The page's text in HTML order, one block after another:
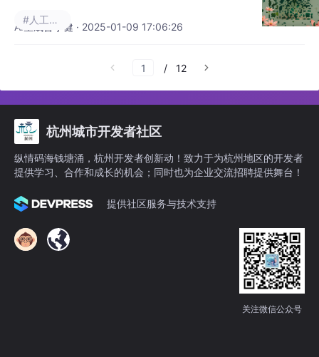
美金，2万多点人民币。对于需要更高性能的
AI生成曾小健 · 2025-01-09 17:06:26
#人工智能
/ 12
杭州城市开发者社区
纵情码海钱塘涌，杭州开发者创新动！致力于为杭州地区的开发者
提供学习、合作和成长的机会；同时也为企业交流招聘提供舞台！
提供社区服务与技术支持
关注微信公众号